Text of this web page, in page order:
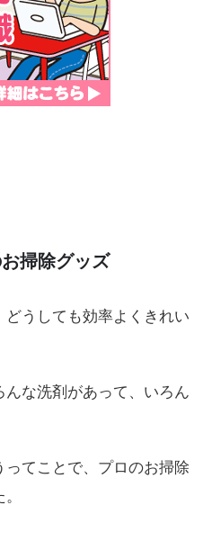
掃除グッズ
うしても効率よくきれい
な洗剤があって、いろん
てことで、プロのお掃除